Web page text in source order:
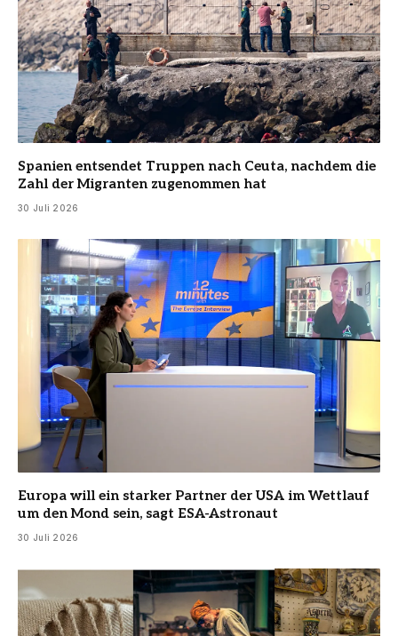
Spanien entsendet Truppen nach Ceuta, nachdem die
Zahl der Migranten zugenommen hat
30 Juli 2026
Europa will ein starker Partner der USA im Wettlauf
um den Mond sein, sagt ESA-Astronaut
30 Juli 2026